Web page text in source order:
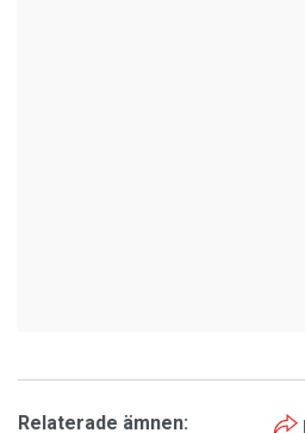
Relaterade ämnen: